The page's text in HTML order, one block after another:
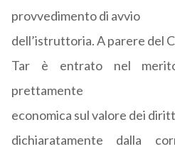
provvedimento di avvio
dell’istruttoria. A parere del
Tar è entrato nel
prettamente
economica sul valore dei
dichiaratamente dalla